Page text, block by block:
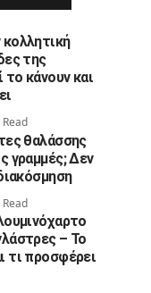
της
το κάνουν και
θαλάσσης
γραμμές; Δεν
– Το
τι προσφέρει